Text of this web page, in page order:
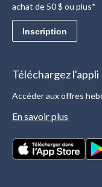
achat de 50 $ ou plus*
Inscription
Téléchargez l'appli
Accéder aux offres
En savoir plus